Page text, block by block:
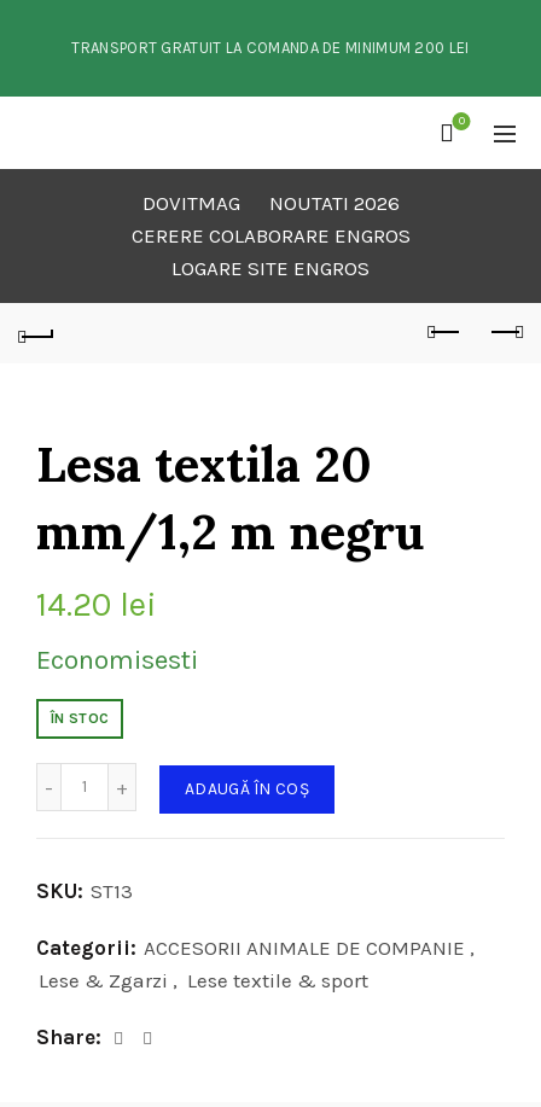
TRANSPORT GRATUIT LA COMANDA DE MINIMUM 200 LEI
0
DOVITMAG
NOUTATI 2026
CERERE COLABORARE ENGROS
LOGARE SITE ENGROS
Lesa textila 20
mm/1,2 m negru
14.20 lei
Economisesti
ÎN STOC
ADAUGĂ ÎN COȘ
SKU: ST13
Categorii: ACCESORII ANIMALE DE COMPANIE ,
Lese & Zgarzi , Lese textile & sport
Share